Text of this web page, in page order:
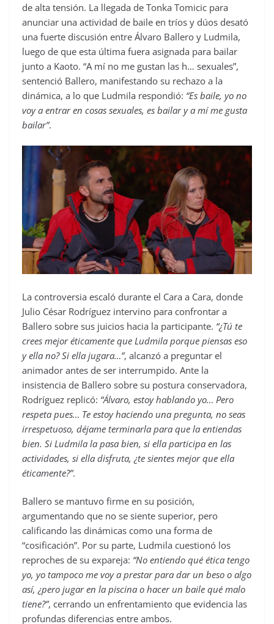
de alta tensión. La llegada de Tonka Tomicic para
anunciar una actividad de baile en tríos y dúos desató
una fuerte discusión entre Álvaro Ballero y Ludmila,
luego de que esta última fuera asignada para bailar
junto a Kaoto. “A mí no me gustan las h… sexuales”,
sentenció Ballero, manifestando su rechazo a la
dinámica, a lo que Ludmila respondió: “Es baile, yo no
voy a entrar en cosas sexuales, es bailar y a mí me gusta
bailar”.
La controversia escaló durante el Cara a Cara, donde
Julio César Rodríguez intervino para confrontar a
Ballero sobre sus juicios hacia la participante. “¿Tú te
crees mejor éticamente que Ludmila porque piensas eso
y ella no? Si ella jugara…”, alcanzó a preguntar el
animador antes de ser interrumpido. Ante la
insistencia de Ballero sobre su postura conservadora,
Rodríguez replicó: “Álvaro, estoy hablando yo… Pero
respeta pues… Te estoy haciendo una pregunta, no seas
irrespetuoso, déjame terminarla para que la entiendas
bien. Si Ludmila la pasa bien, si ella participa en las
actividades, si ella disfruta, ¿te sientes mejor que ella
éticamente?”.
Ballero se mantuvo firme en su posición,
argumentando que no se siente superior, pero
calificando las dinámicas como una forma de
“cosificación”. Por su parte, Ludmila cuestionó los
reproches de su expareja: “No entiendo qué ética tengo
yo, yo tampoco me voy a prestar para dar un beso o algo
así, ¿pero jugar en la piscina o hacer un baile qué malo
tiene?”, cerrando un enfrentamiento que evidencia las
profundas diferencias entre ambos.